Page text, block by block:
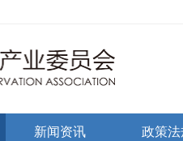
新闻资讯 政策法